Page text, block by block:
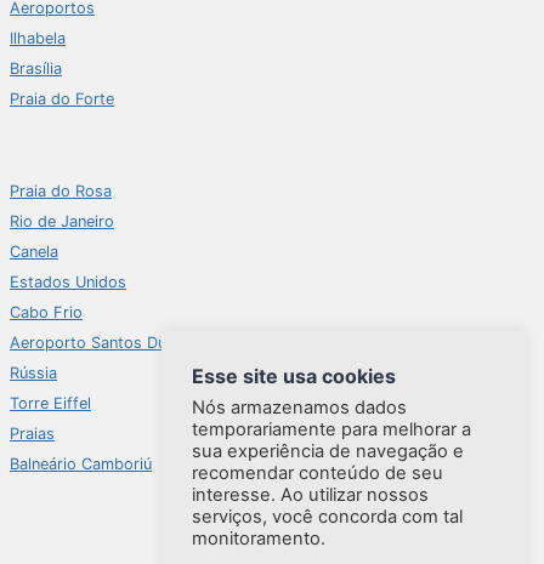
Aeroportos
Ilhabela
Brasília
Praia do Forte
Praia do Rosa
Rio de Janeiro
Canela
Estados Unidos
Cabo Frio
Aeroporto Santos Dumont
Rússia
Torre Eiffel
Praias
Balneário Camboriú
Esse site usa cookies
Nós armazenamos dados
temporariamente para melhorar a
sua experiência de navegação e
recomendar conteúdo de seu
interesse. Ao utilizar nossos
serviços, você concorda com tal
monitoramento.